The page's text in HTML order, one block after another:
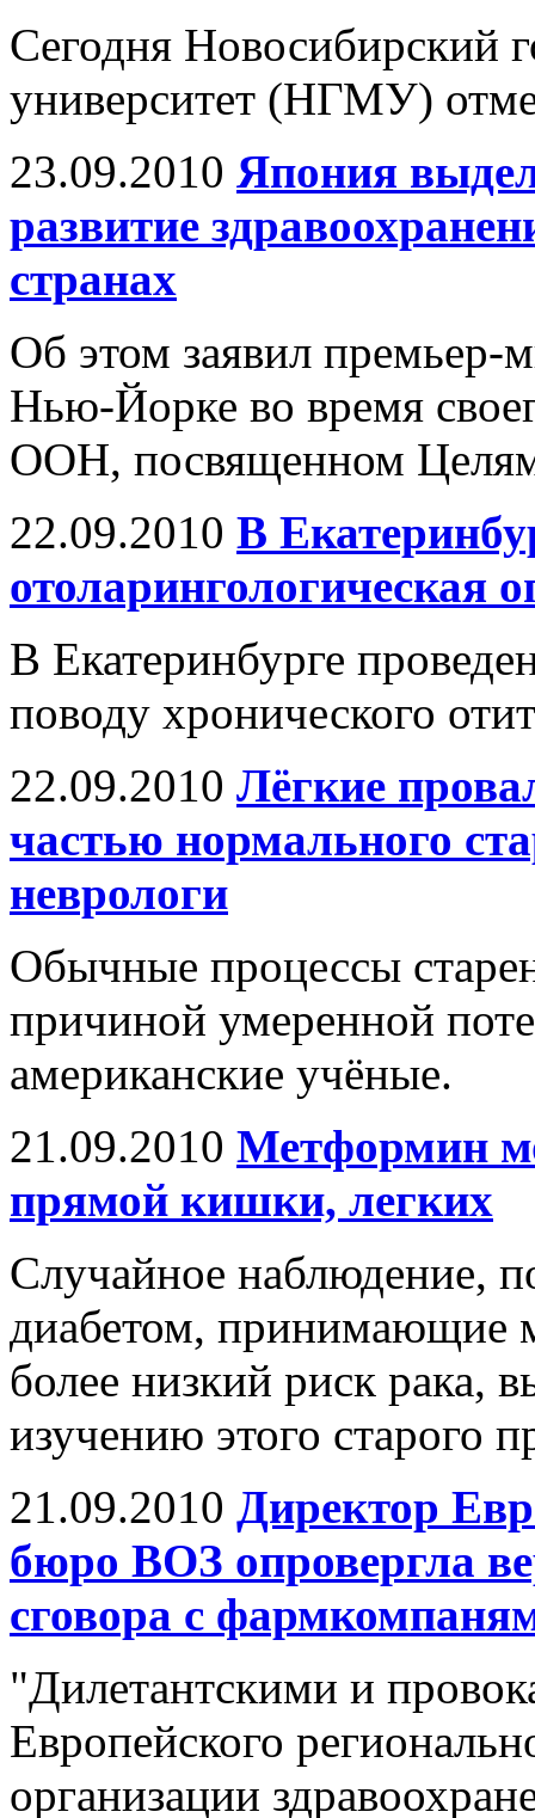
Сегодня Новосибирский
университет (НГМУ)
23.09.2010 Япония
развитие
странах
Об этом заявил
Нью-Йорке во время
ООН, посвященном Целям
22.09.2010 В
отоларингологическая
В Екатеринбурге
поводу хронического
22.09.2010 Лёгкие
частью нормального
неврологи
Обычные процессы
причиной умеренной
американские учёные.
21.09.2010 Метформин
прямой кишки, легких
Случайное наблюдение,
диабетом, принимающие
более низкий риск рака,
изучению этого старого
21.09.2010 Директор
бюро ВОЗ опровергла
сговора с
"Дилетантскими и
Европейского
организации